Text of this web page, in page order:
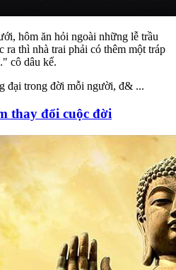
hôm ăn hỏi ngoài những lễ trầu
ra thì nhà trai phải có thêm một tráp
cô dâu kể.
đại trong đời mỗi người, đ& ...
thay đổi cuộc đời